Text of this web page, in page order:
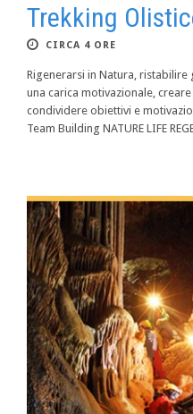
Trekking
CIRCA 4 ORE
Rigenerarsi in Natura,
una carica motivazionale,
condividere obiettivi e
Team Building NATURE LIFE